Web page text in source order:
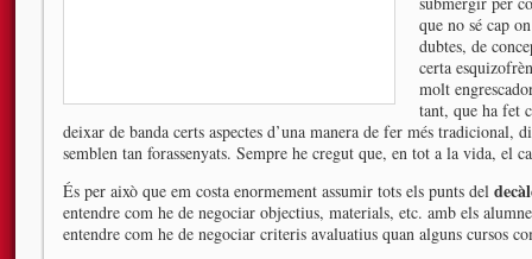
que no sé cap
dubtes, de
certa
molt
tant, que ha fet
deixar de banda certs aspectes d’una manera de fer més tradicional,
semblen tan forassenyats. Sempre he cregut que, en tot a la vida, el
És per això que em costa enormement assumir tots els punts del
entendre com he de negociar objectius, materials, etc. amb els
entendre com he de negociar criteris avaluatius quan alguns cursos